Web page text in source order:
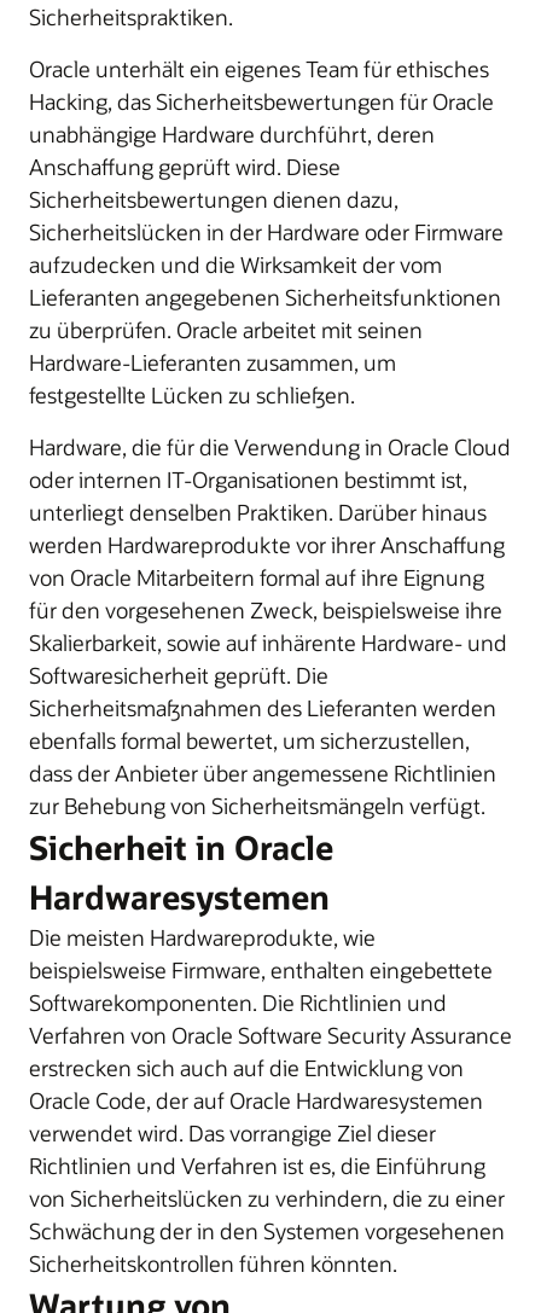
Sicherheitspraktiken.
Oracle unterhält ein eigenes Team für ethisches
Hacking, das Sicherheitsbewertungen für Oracle
unabhängige Hardware durchführt, deren
Anschaffung geprüft wird. Diese
Sicherheitsbewertungen dienen dazu,
Sicherheitslücken in der Hardware oder Firmware
aufzudecken und die Wirksamkeit der vom
Lieferanten angegebenen Sicherheitsfunktionen
zu überprüfen. Oracle arbeitet mit seinen
Hardware-Lieferanten zusammen, um
festgestellte Lücken zu schließen.
Hardware, die für die Verwendung in Oracle Cloud
oder internen IT-Organisationen bestimmt ist,
unterliegt denselben Praktiken. Darüber hinaus
werden Hardwareprodukte vor ihrer Anschaffung
von Oracle Mitarbeitern formal auf ihre Eignung
für den vorgesehenen Zweck, beispielsweise ihre
Skalierbarkeit, sowie auf inhärente Hardware- und
Softwaresicherheit geprüft. Die
Sicherheitsmaßnahmen des Lieferanten werden
ebenfalls formal bewertet, um sicherzustellen,
dass der Anbieter über angemessene Richtlinien
zur Behebung von Sicherheitsmängeln verfügt.
Sicherheit in Oracle
Hardwaresystemen
Die meisten Hardwareprodukte, wie
beispielsweise Firmware, enthalten eingebettete
Softwarekomponenten. Die Richtlinien und
Verfahren von Oracle Software Security Assurance
erstrecken sich auch auf die Entwicklung von
Oracle Code, der auf Oracle Hardwaresystemen
verwendet wird. Das vorrangige Ziel dieser
Richtlinien und Verfahren ist es, die Einführung
von Sicherheitslücken zu verhindern, die zu einer
Schwächung der in den Systemen vorgesehenen
Sicherheitskontrollen führen könnten.